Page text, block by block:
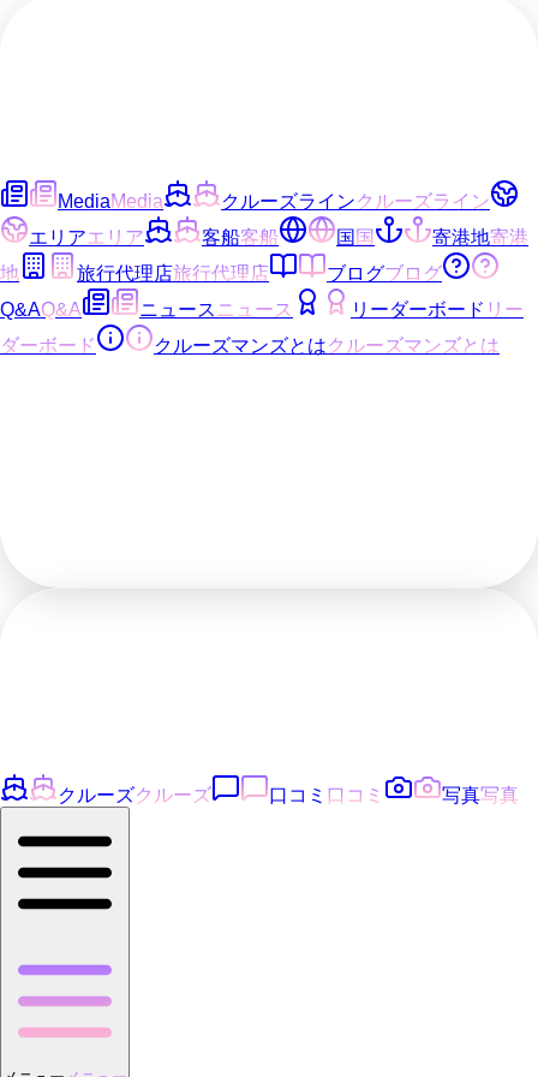
MediaMedia クルーズラインクルーズライン
エリアエリア 客船客船 国国 寄港地寄港
地
旅行代理店旅行代理店 ブログブログ
Q&AQ&A ニュース ニュース リーダーボード リー
ダーボード
クルーズマンズとはクルーズマンズとは
クルーズクルーズ 口コミ 口コミ 写真写真